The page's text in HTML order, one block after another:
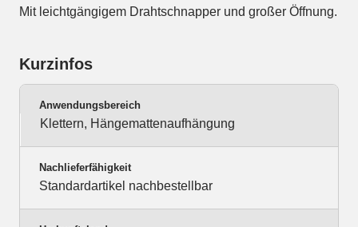
Mit leichtgängigem Drahtschnapper und großer Öffnung.
Kurzinfos
Anwendungsbereich
Klettern, Hängemattenaufhängung
Nachlieferfähigkeit
Standardartikel nachbestellbar